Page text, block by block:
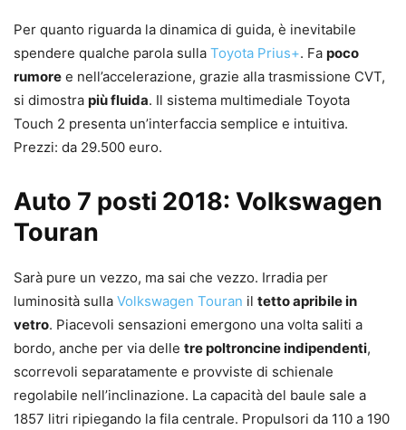
Per quanto riguarda la dinamica di guida, è inevitabile
spendere qualche parola sulla Toyota Prius+. Fa poco
rumore e nell’accelerazione, grazie alla trasmissione CVT,
si dimostra più fluida. Il sistema multimediale Toyota
Touch 2 presenta un’interfaccia semplice e intuitiva.
Prezzi: da 29.500 euro.
Auto 7 posti 2018: Volkswagen
Touran
Sarà pure un vezzo, ma sai che vezzo. Irradia per
luminosità sulla Volkswagen Touran il tetto apribile in
vetro. Piacevoli sensazioni emergono una volta saliti a
bordo, anche per via delle tre poltroncine indipendenti,
scorrevoli separatamente e provviste di schienale
regolabile nell’inclinazione. La capacità del baule sale a
1857 litri ripiegando la fila centrale. Propulsori da 110 a 190